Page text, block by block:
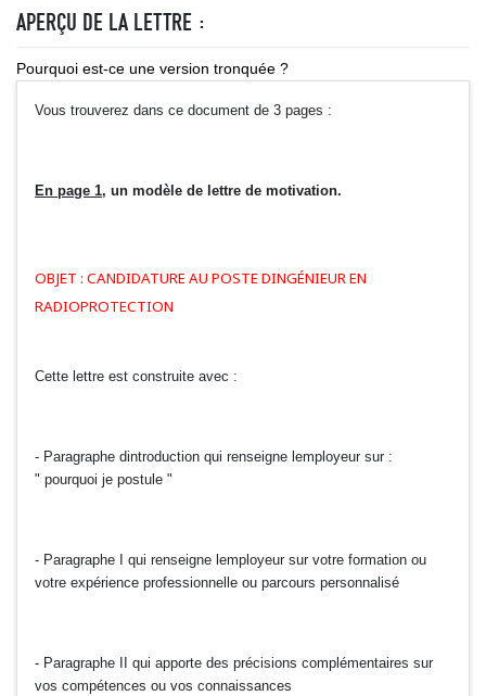
APERÇU DE LA LETTRE :
Pourquoi est-ce une version tronquée ?
Vous trouverez dans ce document de 3 pages :
En page 1, un modèle de lettre de motivation.
OBJET : CANDIDATURE AU POSTE DINGÉNIEUR EN
RADIOPROTECTION
Cette lettre est construite avec :
- Paragraphe dintroduction qui renseigne lemployeur sur :
" pourquoi je postule "
- Paragraphe I qui renseigne lemployeur sur votre formation ou
votre expérience professionnelle ou parcours personnalisé
- Paragraphe II qui apporte des précisions complémentaires sur
vos compétences ou vos connaissances